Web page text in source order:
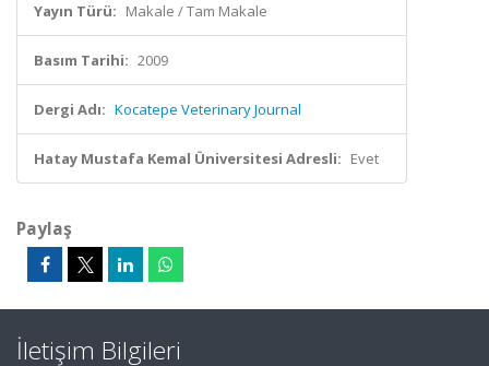
Yayın Türü: Makale / Tam Makale
Basım Tarihi: 2009
Dergi Adı: Kocatepe Veterinary Journal
Hatay Mustafa Kemal Üniversitesi Adresli: Evet
Paylaş
İletişim Bilgileri